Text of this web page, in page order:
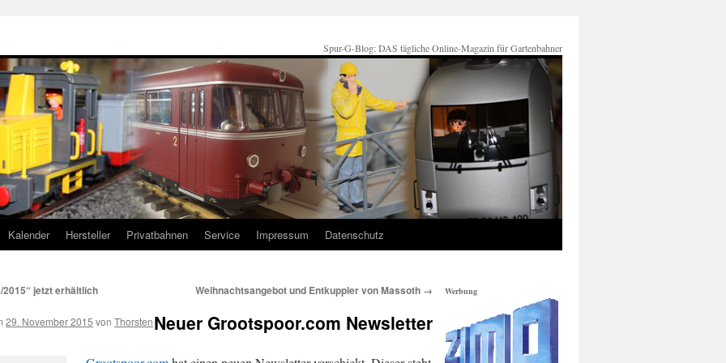
Spur-G-Blog: DAS tägliche Online-Magazin für Gartenbahner
Kalender Hersteller Privatbahnen Service Impressum Datenschutz
2015“ jetzt erhältlich Weihnachtsangebot und Entkuppler von Massoth →
Neuer Grootspoor.com Newsletter
29. November 2015 von Thorsten
Werbung